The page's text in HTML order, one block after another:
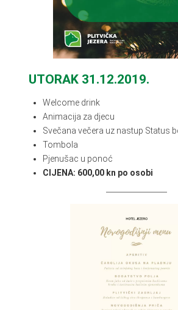
UTORAK 31.12.2019.
Welcome drink
Animacija za djecu
Svečana večera uz nastup Status
Tombola
Pjenušac u ponoć
CIJENA: 600,00 kn po osobi